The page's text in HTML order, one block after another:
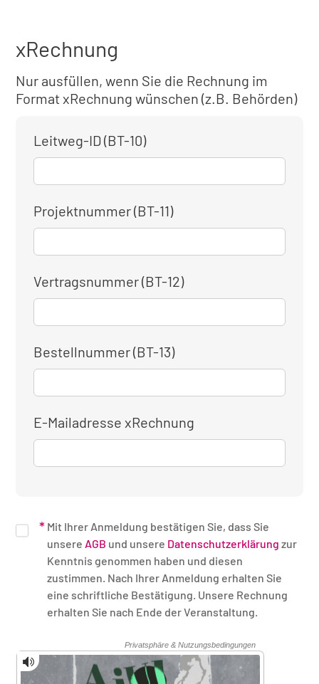
xRechnung
Nur ausfüllen, wenn Sie die Rechnung im
Format xRechnung wünschen (z.B. Behörden)
Leitweg-ID (BT-10)
Projektnummer (BT-11)
Vertragsnummer (BT-12)
Bestellnummer (BT-13)
E-Mailadresse xRechnung
Mit Ihrer Anmeldung bestätigen Sie, dass Sie
unsere AGB und unsere Datenschutzerklärung zur
Kenntnis genommen haben und diesen
zustimmen. Nach Ihrer Anmeldung erhalten Sie
eine schriftliche Bestätigung. Unsere Rechnung
erhalten Sie nach Ende der Veranstaltung.
Sicherheitsüberprüfung